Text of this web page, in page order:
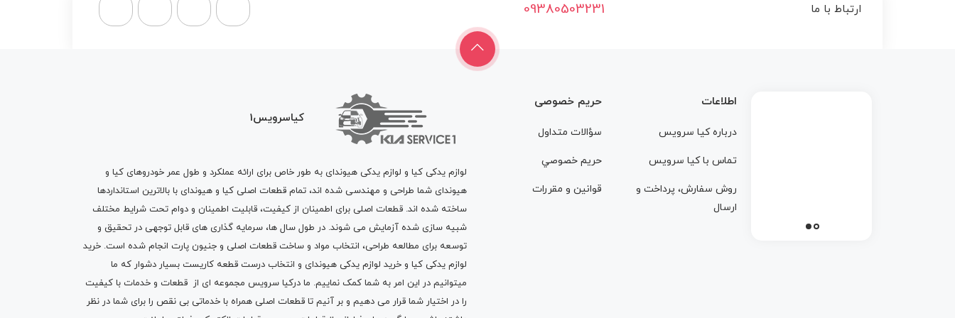
ارتباط با ما 09380503231
اطلاعات
درباره کيا سرويس
تماس با کيا سرويس
روش سفارش، پرداخت و
ارسال
حریم خصوصی
سؤالات متداول
حريم خصوصي
قوانين و مقررات
کیاسرویس1
لوازم یدکی کیا و لوازم یدکی هیوندای به طور خاص برای ارائه عملکرد و طول عمر خودروهای کیا و
هیوندای شما طراحی و مهندسی شده اند، تمام قطعات اصلی کیا و هیوندای با بالاترین استانداردها
ساخته شده اند. قطعات اصلی برای اطمینان از کیفیت، قابلیت اطمینان و دوام تحت شرایط مختلف
شبیه سازی شده آزمایش می شوند. در طول سال ها، سرمایه گذاری های قابل توجهی در تحقیق و
توسعه برای مطالعه طراحی، انتخاب مواد و ساخت قطعات اصلی و جنیون پارت انجام شده است. خرید
لوازم یدکی کیا و خرید لوازم یدکی هیوندای و انتخاب درست قطعه کاریست بسیار دشوار که ما
میتوانیم در این امر به شما کمک نماییم. ما درکیا سرویس مجموعه ای از قطعات و خدمات با کیفیت
را در اختیار شما قرار می دهیم و بر آنیم تا قطعات اصلی همراه با خدماتی بی نقص را برای شما در نظر